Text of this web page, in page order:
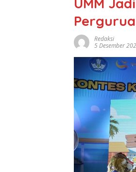
Redaksi
5 Desember